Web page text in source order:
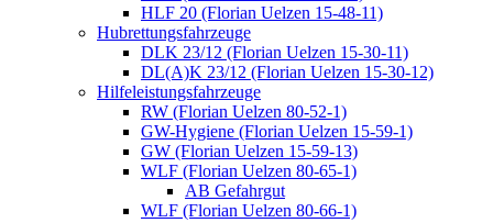
HLF 20 (Florian Uelzen 15-48-11)
Hubrettungsfahrzeuge
DLK 23/12 (Florian Uelzen 15-30-11)
DL(A)K 23/12 (Florian Uelzen 15-30-12)
Hilfeleistungsfahrzeuge
RW (Florian Uelzen 80-52-1)
GW-Hygiene (Florian Uelzen 15-59-1)
GW (Florian Uelzen 15-59-13)
WLF (Florian Uelzen 80-65-1)
AB Gefahrgut
WLF (Florian Uelzen 80-66-1)